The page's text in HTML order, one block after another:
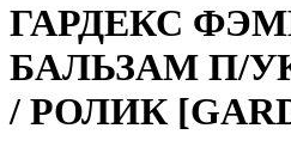
ГАРДЕКС
БАЛЬЗАМ П/
/ РОЛИК